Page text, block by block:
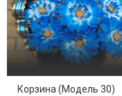
Корзина (Модель 30)